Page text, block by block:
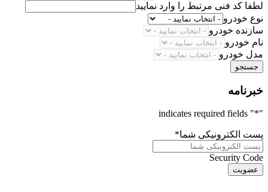
لطفا کد فنی مرتبط را وارد نمایید
نوع خودرو
سازنده خودرو
نام خودرو
مدل خودرو
جستجو
خبرنامه
"
*
" indicates required fields
پست الکترونیکی شما*
Security Code